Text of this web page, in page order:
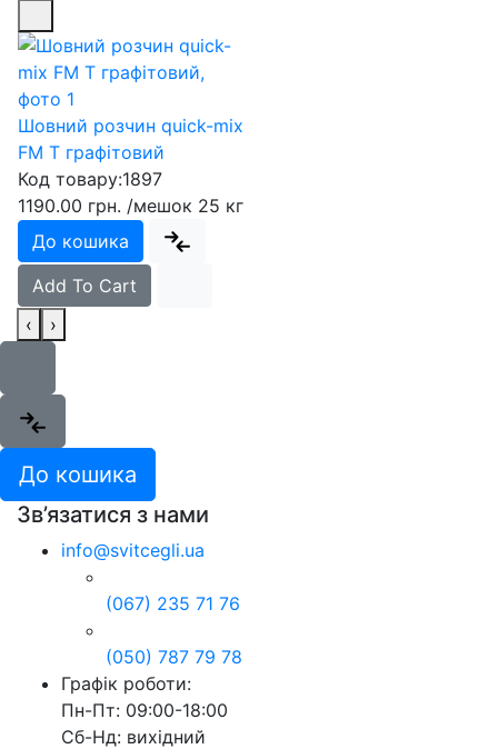
Шовний розчин quick-mix
FM T графітовий
Код товару:1897
1190.00 грн. /мешок 25 кг
До кошика
Add To Cart
‹
›
До кошика
Зв’язатися з нами
info@svitcegli.ua
(067) 235 71 76
(050) 787 79 78
Графік роботи:
Пн-Пт: 09:00-18:00
Сб-Нд: вихідний